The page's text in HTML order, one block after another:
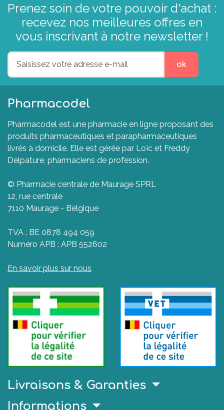
Prenez soin de votre pouvoir d'achat :
recevez nos meilleures offres en
vous inscrivant à notre newsletter !
ok
Pharmacodel
Pharmacodel est une pharmacie en ligne proposant des
produits pharmaceutiques et parapharmaceutiques
livrés à domicile. Elle est gérée par Loïc et Freddy
Delpature, pharmaciens de profession.
© Pharmacie centrale de Maurage SPRL
12, rue centrale
7110 Maurage - Belgique
TVA : BE 0878 494 059
Numéro APB : APB 552602
En savoir plus sur nous
Livraisons & Garanties
Informations